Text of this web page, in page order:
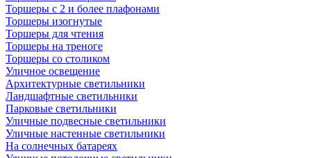
Торшеры с 2 и более плафонами
Торшеры изогнутые
Торшеры для чтения
Торшеры на треноге
Торшеры со столиком
Уличное освещение
Архитектурные светильники
Ландшафтные светильники
Парковые светильники
Уличные подвесные светильники
Уличные настенные светильники
На солнечных батареях